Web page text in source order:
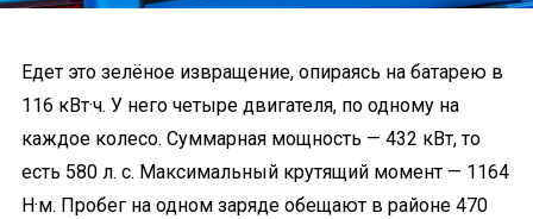
Едет это зелёное извращение, опираясь на батарею в
116 кВт·ч. У него четыре двигателя, по одному на
каждое колесо. Суммарная мощность — 432 кВт, то
есть 580 л. с. Максимальный крутящий момент — 1164
Н·м. Пробег на одном заряде обещают в районе 470